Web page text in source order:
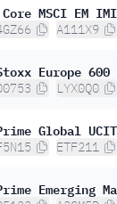
MSCI EM IMI
A111X9
Europe 600
LYX0Q0
Global
ETF211
Emerging